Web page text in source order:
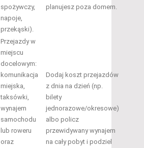
spożywczy,
napoje,
przekąski).
planujesz poza domem.
Przejazdy w
miejscu
docelowym:
komunikacja
miejska,
taksówki,
wynajem
samochodu
lub roweru
oraz
Dodaj koszt przejazdów
z dnia na dzień (np.
bilety
jednorazowe/okresowe)
albo policz
przewidywany wynajem
na cały pobyt i podziel